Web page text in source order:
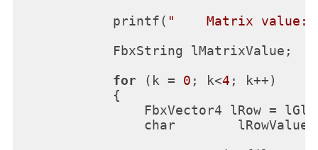
            printf(
"    Matrix value:
            FbxString lMatrixValue;
for (k = 0 ; k<4 ; k++)
            {
FbxVector4 lRow =
                char        lRowValue[